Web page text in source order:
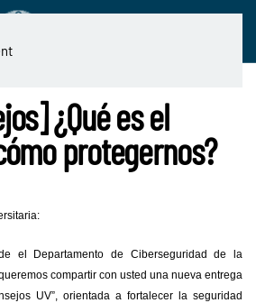
¿Qué es el
protegernos?
el Departamento de Ciberseguridad de la
compartir con usted una nueva entrega
UV”, orientada a fortalecer la seguridad